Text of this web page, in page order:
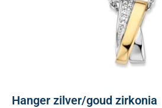
Hanger zilver/goud zirkonia